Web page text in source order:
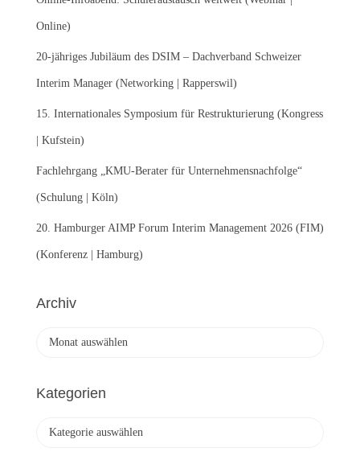
c
:
Online)
20-jähriges Jubiläum des DSIM – Dachverband Schweizer
Interim Manager (Networking | Rapperswil)
15. Internationales Symposium für Restrukturierung (Kongress
| Kufstein)
Fachlehrgang „KMU-Berater für Unternehmensnachfolge“
(Schulung | Köln)
20. Hamburger AIMP Forum Interim Management 2026 (FIM)
(Konferenz | Hamburg)
Archiv
h
Kategorien